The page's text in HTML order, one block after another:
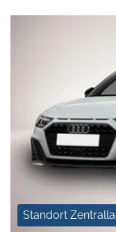
Standort